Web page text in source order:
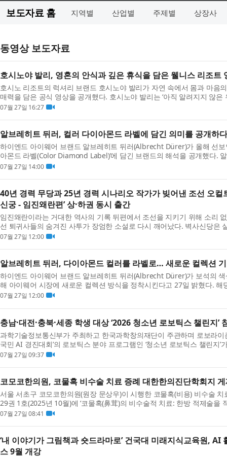
보도자료 홈 지역별 산업별 주제별 상장사
동영상 보도자료
호시노야 발리, 영혼의 안식과 깊은 휴식을 담은 웰니스 리조트
호시노 리조트의 럭셔리 브랜드 호시노야 발리가 자연 속에서 몸과 마음
매력을 담은 공식 영상을 공개했다. 호시노야 발리는 ‘아직 알려지지 않은
힌두교...
07월 27일 16:27
알브레히트 뒤러, 컬러 다이아몬드 라벨에 담긴 의미를 공개하다
하이엔드 아이웨어 브랜드 알브레히트 뒤러(Albrecht Dürer)가 올해 선보
아몬드 라벨(Color Diamond Label)’에 담긴 브랜드의 해석을 공개했다.
단순한 ...
07월 27일 14:00
40년 경력 무당과 25년 경력 시나리오 작가가 빚어낸 조선 오
신궁 - 임진왜란편’ 상·하권 동시 출간
임진왜란이라는 거대한 역사의 기록 뒤편에서 조선을 지키기 위해 소리
선 퇴귀사들의 숨겨진 사투가 장엄한 소설로 다시 깨어났다. 벽사신당은
조선 ...
07월 27일 12:00
알브레히트 뒤러, 다이아몬드 컬러를 라벨로… 새로운 컬렉션
하이엔드 아이웨어 브랜드 알브레히트 뒤러(Albrecht Dürer)가 보석의 색
해 아이웨어 시장에 새로운 컬렉션 방식을 정착시킨다고 27일 밝혔다. 해
그린,...
07월 27일 12:00
충남·대전·충북·세종 학생 대상 ‘2026 청소년 로보틱스 챌린지’
과학기술정보통신부가 주최하고 한국과학창의재단이 주관하며 로보라이
국민 AI 경진대회’의 로보틱스 분야 프로그램인 ‘청소년 로보틱스 챌린지’
서 호서권...
07월 27일 09:37
코모코한의원, 코물혹 비수술 치료 증례 대한한의진단학회지
서울 서초구 코모코한의원(원장 문상우)이 시행한 코물혹(비용) 비수술
29권 1호(2025년 10월)에 ‘코물혹(鼻茸)의 비수술적 치료: 한방 적제술을
으로 게...
07월 27일 08:41
‘내 이야기가 그림책과 숏드라마로’ 건국대 미래지식교육원, AI
스 9월 개강